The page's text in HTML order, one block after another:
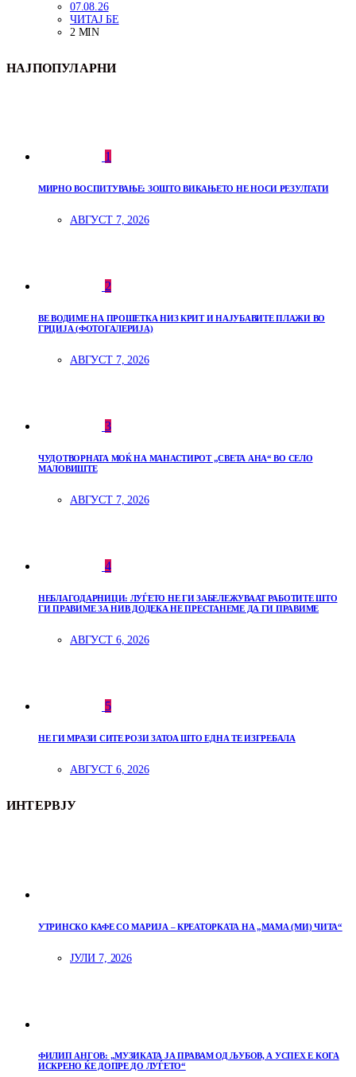
07.08.26
ЧИТАЈ БЕ
2 MIN
НАЈПОПУЛАРНИ
1
МИРНО ВОСПИТУВАЊЕ: ЗОШТО ВИКАЊЕТО НЕ НОСИ РЕЗУЛТАТИ
АВГУСТ 7, 2026
2
ВЕ ВОДИМЕ НА ПРОШЕТКА НИЗ КРИТ И НАЈУБАВИТЕ ПЛАЖИ ВО
ГРЦИЈА (ФОТОГАЛЕРИЈА)
АВГУСТ 7, 2026
3
ЧУДОТВОРНАТА МОЌ НА МАНАСТИРОТ „СВЕТА АНА“ ВО СЕЛО
МАЛОВИШТЕ
АВГУСТ 7, 2026
4
НЕБЛАГОДАРНИЦИ: ЛУЃЕТО НЕ ГИ ЗАБЕЛЕЖУВААТ РАБОТИТЕ ШТО
ГИ ПРАВИМЕ ЗА НИВ ДОДЕКА НЕ ПРЕСТАНЕМЕ ДА ГИ ПРАВИМЕ
АВГУСТ 6, 2026
5
НЕ ГИ МРАЗИ СИТЕ РОЗИ ЗАТОА ШТО ЕДНА ТЕ ИЗГРЕБАЛА
АВГУСТ 6, 2026
ИНТЕРВЈУ
УТРИНСКО КАФЕ СО МАРИЈА – КРЕАТОРКАТА НА „МАМА (МИ) ЧИТА“
ЈУЛИ 7, 2026
ФИЛИП АНГОВ: „МУЗИКАТА ЈА ПРАВАМ ОД ЉУБОВ, А УСПЕХ Е КОГА
ИСКРЕНО ЌЕ ДОПРЕ ДО ЛУЃЕТО“